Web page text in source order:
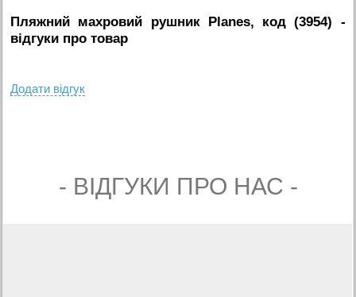
Пляжний махровий рушник Planes, код (3954) -
вiдгуки про товар
Додати вiдгук
- ВIДГУКИ ПРО НАС -